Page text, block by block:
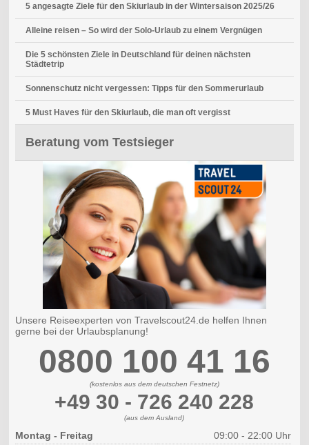
5 angesagte Ziele für den Skiurlaub in der Wintersaison 2025/26
Alleine reisen – So wird der Solo-Urlaub zu einem Vergnügen
Die 5 schönsten Ziele in Deutschland für deinen nächsten
Städtetrip
Sonnenschutz nicht vergessen: Tipps für den Sommerurlaub
5 Must Haves für den Skiurlaub, die man oft vergisst
Beratung vom Testsieger
Unsere Reiseexperten von Travelscout24.de helfen Ihnen
gerne bei der Urlaubsplanung!
0800 100 41 16
(kostenlos aus dem deutschen Festnetz)
+49 30 - 726 240 228
(aus dem Ausland)
Montag - Freitag 09:00 - 22:00 Uhr